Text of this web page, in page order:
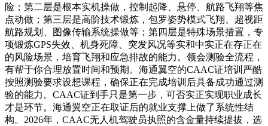
险；第二层是根本实机操做，控制起降、悬停、航路飞翔等焦
点动做；第三层是高阶技术锻炼，包罗姿势模式飞翔、超视距
航路规划、图像传输系统操做等；第四层是特殊场景措置，专
项锻炼GPS失效、机身死障、突发风况等实和中实正在存正在
的风险场景，培育飞翔和应急排故的能力。领会测验全流程，
有帮于你合理放置时间和预期。海通翼空的CAAC证培训严酷
按照测验要求设想课程，确保正在完成培训后具备成功通过测
验的能力。CAAC证到手只是第一步，可否实正实现职业成长
才是环节。海通翼空正在取证后的就业支撑上做了系统性结
构。2026年，CAAC无人机驾驶员执照的含金量持续提拔，选